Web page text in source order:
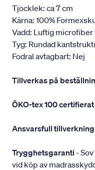
Tjocklek: ca 7 cm
Kärna: 100%
Vadd: Luftig microfiber
Tyg: Rundad
Fodral avtagbart: Nej
Tillverkas på
ÖKO-tex 100 certifierat
Ansvarsfull tillverkning
Trygghetsgaranti -
vid köp av